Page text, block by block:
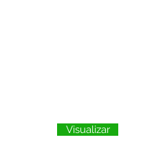
Visualizar